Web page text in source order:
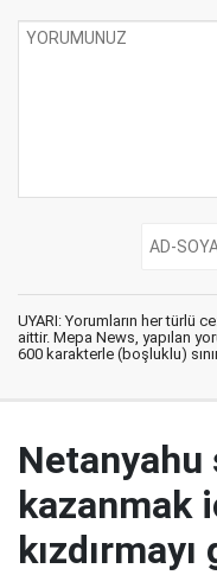
UYARI: Yorumların her türlü
aittir. Mepa News, yapılan
600 karakterle (boşluklu)
Netanyahu
kazanmak